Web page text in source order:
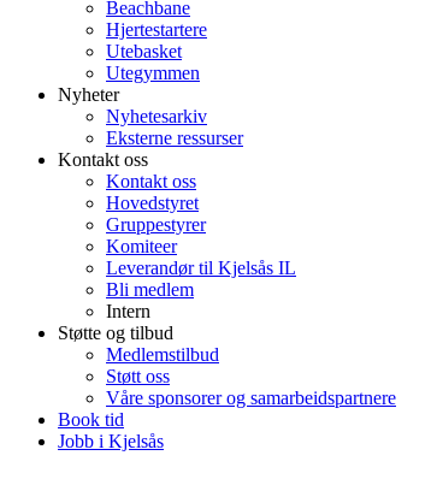
Beachbane
Hjertestartere
Utebasket
Utegymmen
Nyheter
Nyhetesarkiv
Eksterne ressurser
Kontakt oss
Kontakt oss
Hovedstyret
Gruppestyrer
Komiteer
Leverandør til Kjelsås IL
Bli medlem
Intern
Støtte og tilbud
Medlemstilbud
Støtt oss
Våre sponsorer og samarbeidspartnere
Book tid
Jobb i Kjelsås